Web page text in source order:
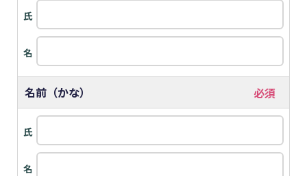
氏
名
名前（かな）
氏
名